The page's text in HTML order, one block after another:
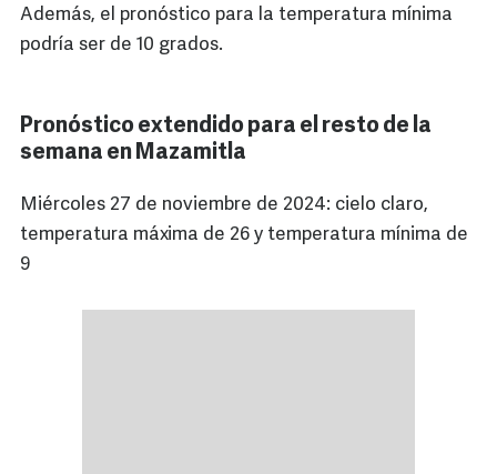
Además, el pronóstico para la temperatura mínima
podría ser de 10 grados.
Pronóstico extendido para el resto de la
semana en Mazamitla
Miércoles 27 de noviembre de 2024: cielo claro,
temperatura máxima de 26 y temperatura mínima de
9